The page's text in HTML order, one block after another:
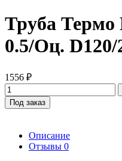
Труба Термо
0.5/Оц. D120/
1556 ₽
Под заказ
Описание
Отзывы 0